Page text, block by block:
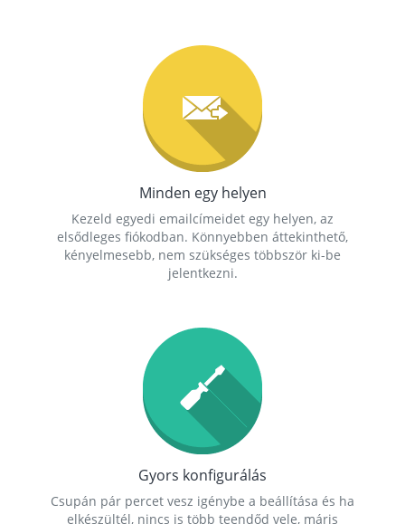
Minden egy helyen
Kezeld egyedi emailcímeidet egy helyen, az
elsődleges fiókodban. Könnyebben áttekinthető,
kényelmesebb, nem szükséges többször ki-be
jelentkezni.
Gyors konfigurálás
Csupán pár percet vesz igénybe a beállítása és ha
elkészültél, nincs is több teendőd vele, máris